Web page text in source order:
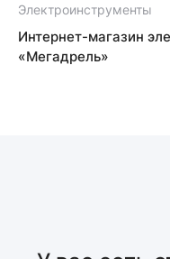
Электроинструменты
Интернет-магазин
«Мегадрель»